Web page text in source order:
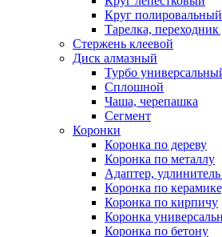
Круг полировальный
Тарелка, переходник
Стержень клеевой
Диск алмазный
Турбо
Сплошной
Чаша, черепашка
Сегмент
Коронки
Коронка по дереву
Коронка по металлу
Адаптер,
Коронка по
Коронка по кирпичу
Коронка
Коронка по бетону